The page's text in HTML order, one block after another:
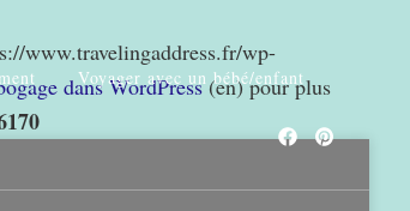
www.travelingaddress.fr/wp-
dans WordPress(en) pour plus
Voyager avec un bébé/enfant